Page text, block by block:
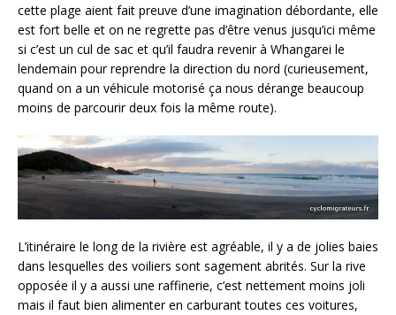
cette plage aient fait preuve d’une imagination débordante, elle
est fort belle et on ne regrette pas d’être venus jusqu’ici même
si c’est un cul de sac et qu’il faudra revenir à Whangarei le
lendemain pour reprendre la direction du nord (curieusement,
quand on a un véhicule motorisé ça nous dérange beaucoup
moins de parcourir deux fois la même route).
L’itinéraire le long de la rivière est agréable, il y a de jolies baies
dans lesquelles des voiliers sont sagement abrités. Sur la rive
opposée il y a aussi une raffinerie, c’est nettement moins joli
mais il faut bien alimenter en carburant toutes ces voitures,